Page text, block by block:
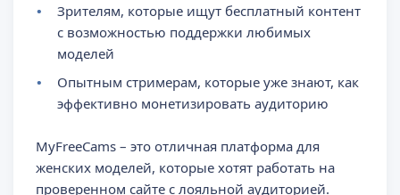
Зрителям, которые ищут бесплатный контент
с возможностью поддержки любимых
моделей
Опытным стримерам, которые уже знают, как
эффективно монетизировать аудиторию
MyFreeCams – это отличная платформа для
женских моделей, которые хотят работать на
проверенном сайте с лояльной аудиторией.